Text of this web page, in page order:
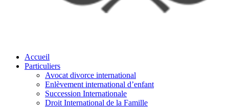
Accueil
Particuliers
Avocat divorce international
Enlèvement international d’enfant
Succession Internationale
Droit International de la Famille